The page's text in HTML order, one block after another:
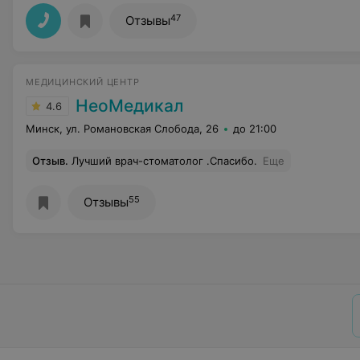
Отзывы47
МЕДИЦИНСКИЙ ЦЕНТР
4.6 НеоМедикал
Минск, ул. Романовская Слобода, 26 до 21:00
Отзыв. Лучший врач-стоматолог .Спасибо. Еще
Отзывы55